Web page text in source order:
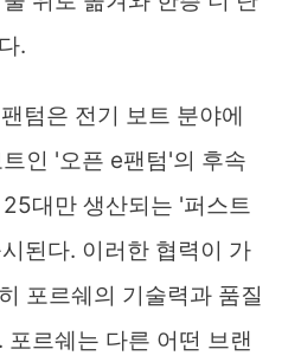
.
텀은 전기 보트 분야에
인 '오픈 e팬텀'의 후속
대만 생산되는 '퍼스트
된다. 이러한 협력이 가
포르쉐의 기술력과 품질
르쉐는 다른 어떤 브랜